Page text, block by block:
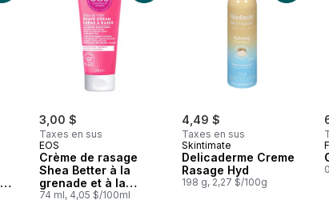
3,00 $
Taxes en sus
EOS
Crème de rasage
Shea Better à la
grenade et à la
framboise, en format
74 ml, 4,05 $/100ml
4,49 $
Taxes en sus
Skintimate
Delicaderme Creme
Rasage Hyd
198 g, 2,27 $/100g